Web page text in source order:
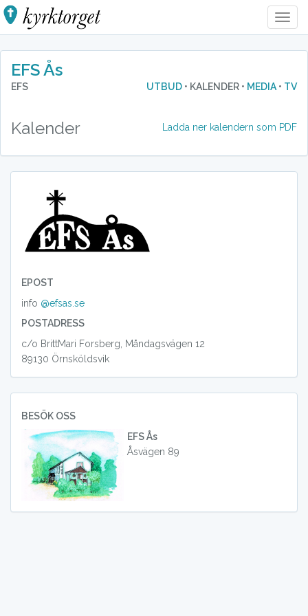
EFS Ås
EFS UTBUD • KALENDER • MEDIA • TV
Ladda ner kalendern som PDF
Kalender
EPOST
info @efsas.se
POSTADRESS
c/o BrittMari Forsberg, Måndagsvägen 12
89130 Örnsköldsvik
BESÖK OSS
EFS Ås
Åsvägen 89